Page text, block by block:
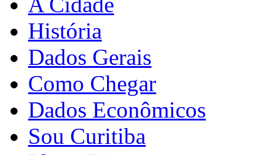
História
Dados Gerais
Como Chegar
Dados Econômicos
Sou Curitiba